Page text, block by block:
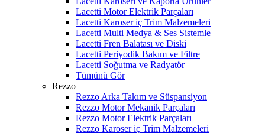
Lacetti Motor Elektrik Parçaları
Lacetti Karoser iç Trim Malzemeleri
Lacetti Multi Medya & Ses Sistemle
Lacetti Fren Balatası ve Diski
Lacetti Periyodik Bakım ve Filtre
Lacetti Soğutma ve Radyatör
Tümünü Gör
Rezzo
Rezzo Arka Takım ve Süspansiyon
Rezzo Motor Mekanik Parçaları
Rezzo Motor Elektrik Parçaları
Rezzo Karoser iç Trim Malzemeleri